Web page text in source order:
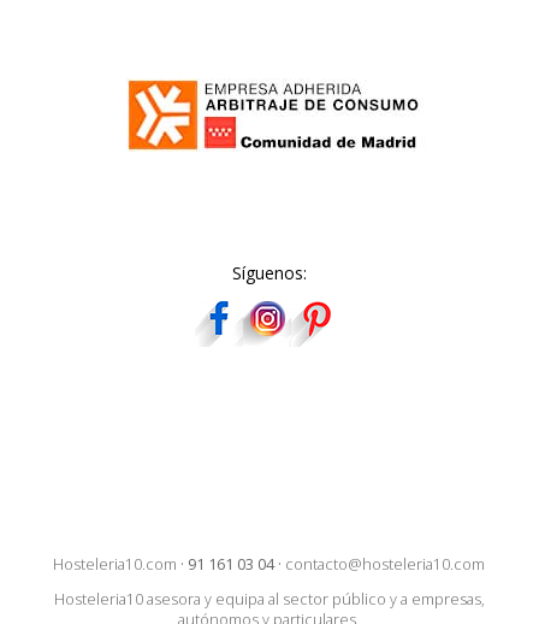
Síguenos:
Hosteleria10.com · 91 161 03 04· contacto@hosteleria10.com
Hosteleria10 asesora y equipa al sector público y a empresas,